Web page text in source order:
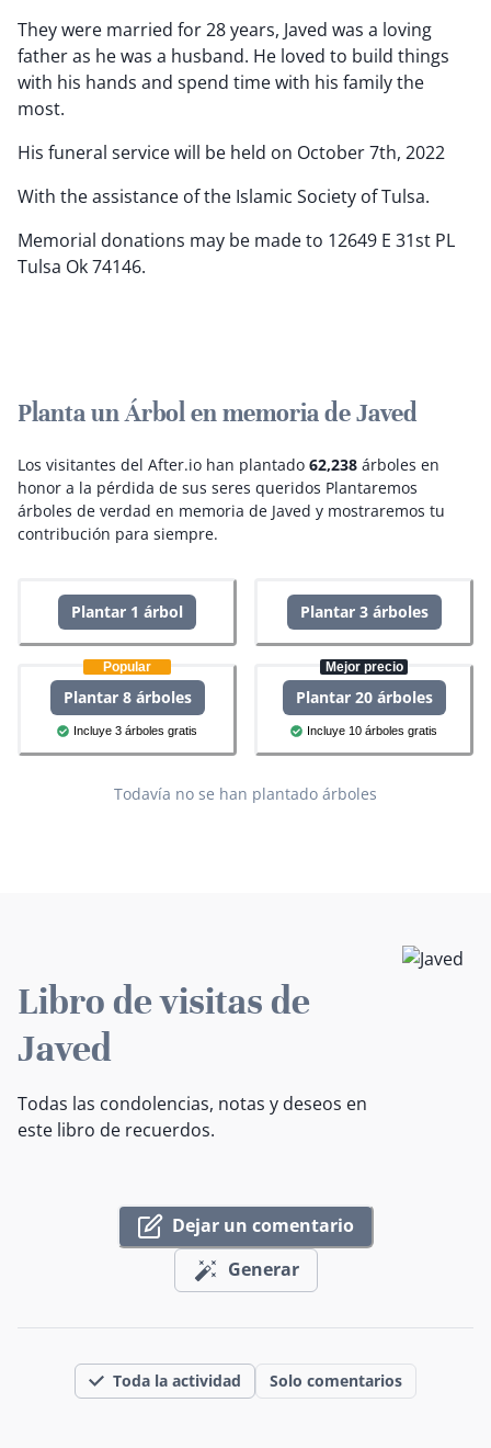
They were married for 28 years, Javed was a loving
father as he was a husband. He loved to build things
with his hands and spend time with his family the
most.
His funeral service will be held on October 7th, 2022
With the assistance of the Islamic Society of Tulsa.
Memorial donations may be made to 12649 E 31st PL
Tulsa Ok 74146.
Planta un Árbol en memoria de Javed
Los visitantes del After.io han plantado 62,238 árboles en
honor a la pérdida de sus seres queridos Plantaremos
árboles de verdad en memoria de Javed y mostraremos tu
contribución para siempre.
Plantar 1 árbol Plantar 3 árboles
Popular
Plantar 8 árboles
Incluye 3 árboles gratis
Mejor precio
Plantar 20 árboles
Incluye 10 árboles gratis
Todavía no se han plantado árboles
Libro de visitas de
Javed
Todas las condolencias, notas y deseos en
este libro de recuerdos.
Dejar un comentario
Generar
Toda la actividad Solo comentarios